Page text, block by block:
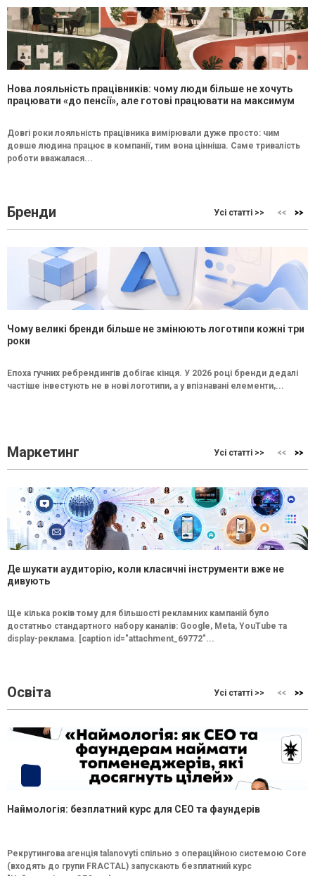
Нова лояльність працівників: чому люди більше не хочуть
працювати «до пенсії», але готові працювати на максимум
Довгі роки лояльність працівника вимірювали дуже просто: чим
довше людина працює в компанії, тим вона цінніша. Саме тривалість
роботи вважалася...
Бренди Усі статті >>
Чому великі бренди більше не змінюють логотипи кожні три
роки
Епоха гучних ребрендингів добігає кінця. У 2026 році бренди дедалі
частіше інвестують не в нові логотипи, а у впізнавані елементи,...
Маркетинг Усі статті >>
Де шукати аудиторію, коли класичні інструменти вже не
дивують
Ще кілька років тому для більшості рекламних кампаній було
достатньо стандартного набору каналів: Google, Meta, YouTube та
display-реклама. [caption id="attachment_69772"...
Освіта Усі статті >>
Наймологія: безплатний курс для CEO та фаундерів
Рекрутингова агенція talanovyti спільно з операційною системою Core
(входять до групи FRACTAL) запускають безплатний курс